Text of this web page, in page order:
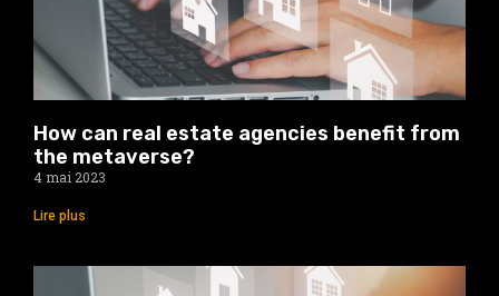
How can real estate agencies benefit from
the metaverse?
4 mai 2023
Lire plus